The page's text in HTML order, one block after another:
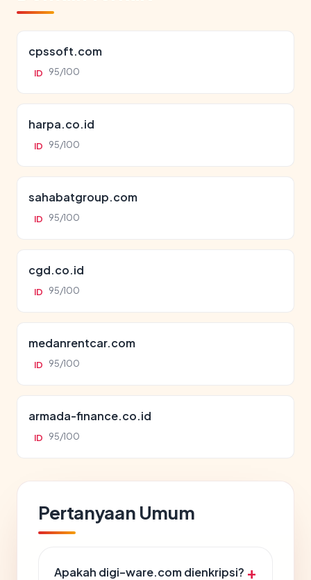
cpssoft.com
ID 95/100
harpa.co.id
ID 95/100
sahabatgroup.com
ID 95/100
cgd.co.id
ID 95/100
medanrentcar.com
ID 95/100
armada-finance.co.id
ID 95/100
Pertanyaan Umum
Apakah digi-ware.com dienkripsi?